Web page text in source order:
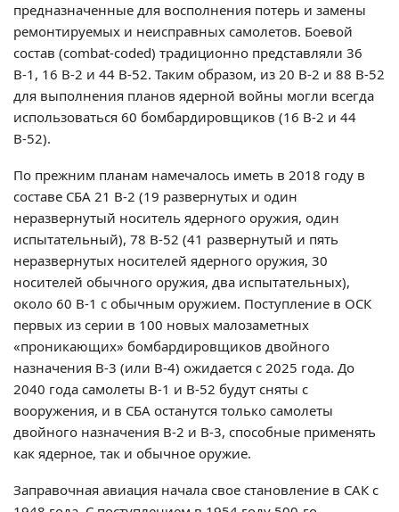
предназначенные для восполнения потерь и замены
ремонтируемых и неисправных самолетов. Боевой
состав (combat-coded) традиционно представляли 36
В-1, 16 В-2 и 44 В-52. Таким образом, из 20 В-2 и 88 В-52
для выполнения планов ядерной войны могли всегда
использоваться 60 бомбардировщиков (16 В-2 и 44
В-52).
По прежним планам намечалось иметь в 2018 году в
составе СБА 21 В-2 (19 развернутых и один
неразвернутый носитель ядерного оружия, один
испытательный), 78 В-52 (41 развернутый и пять
неразвернутых носителей ядерного оружия, 30
носителей обычного оружия, два испытательных),
около 60 В-1 с обычным оружием. Поступление в ОСК
первых из серии в 100 новых малозаметных
«проникающих» бомбардировщиков двойного
назначения В-3 (или В-4) ожидается с 2025 года. До
2040 года самолеты В-1 и В-52 будут сняты с
вооружения, и в СБА останутся только самолеты
двойного назначения В-2 и В-3, способные применять
как ядерное, так и обычное оружие.
Заправочная авиация начала свое становление в САК с